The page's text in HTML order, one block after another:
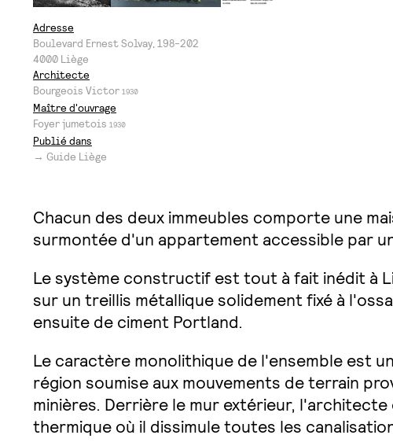
Adresse
Boulevard Ernest Solvay, 198-202
4000 Liège
Architecte
Bourgeois Victor 1930
Maître d'ouvrage
Foyer jumetois 1930
Publié dans
→ Guide Liège
Chacun des deux immeubles comporte une
surmontée d'un appartement accessible par
Le système constructif est tout à fait inédit à
sur un treillis métallique solidement fixé à
ensuite de ciment Portland.
Le caractère monolithique de l'ensemble est
région soumise aux mouvements de terrain
minières. Derrière le mur extérieur,
thermique où il dissimule toutes les